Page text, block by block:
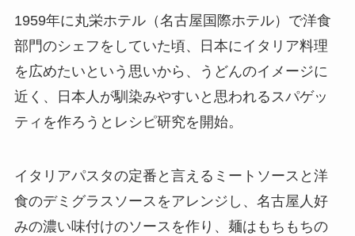
1959年に丸栄ホテル（名古屋国際ホテル）で洋食
部門のシェフをしていた頃、日本にイタリア料理
を広めたいという思いから、うどんのイメージに
近く、日本人が馴染みやすいと思われるスパゲッ
ティを作ろうとレシピ研究を開始。
イタリアパスタの定番と言えるミートソースと洋
食のデミグラスソースをアレンジし、名古屋人好
みの濃い味付けのソースを作り、麺はもちもちの